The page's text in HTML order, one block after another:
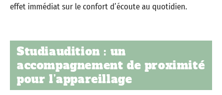
effet immédiat sur le confort d’écoute au quotidien.
Studiaudition : un
accompagnement de proximité
pour l’appareillage